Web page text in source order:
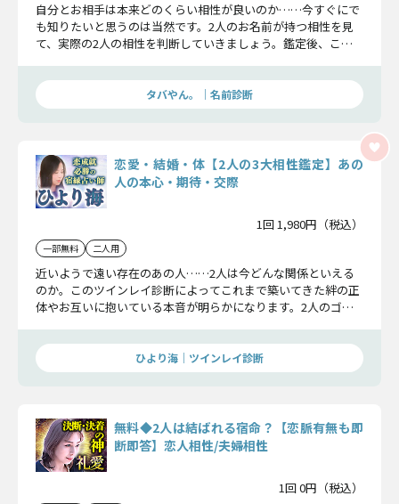
自分とお相手は本来どのくらい相性が良いのか……今すぐにで
も知りたいと思うのは当然です。2人のお名前が持つ相性を見
て、実際の2人の相性を判断していきましょう。鑑定後、この
タバやん。｜名前診断
恋愛・結婚・体【2人の3大相性鑑定】あの
人の本心・期待・交際
1回 1,980円（税込）
一部無料 二人用
近いようで遠い存在のあの人……2人は今どんな関係といえる
のか。このツインレイ診断によってこれまで築いてきた絆の正
体やお互いに抱いている本音が明らかになります。2人のゴー
ひより海｜ツインレイ診断
無料◆2人は結ばれる宿命？【恋脈有無も即
断即答】恋人相性/夫婦相性
1回 0円（税込）